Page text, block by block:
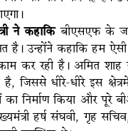
ने कहाकिबीएसएफ के
है। उन्होंने कहाकि हम
कर रही है। अमित
है, जिससे धीरे-धीरे इस
का निर्माण किया और पूरे
हर्ष संघवी, गृह